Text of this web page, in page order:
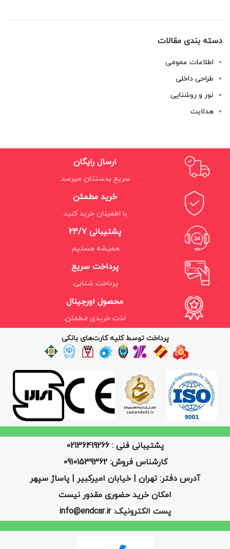
دسته بندی مقالات
اطلاعات عمومی
طراحی داخلی
نور و روشنایی
هدلایت
ارسال رایگان
سریع بدستتان میرسد.
خرید مطمئن
با اطمینان خرید کنید.
پشتیبانی 24/7
همیشه هستیم.
پرداخت سریع
پرداخت شتابی.
محصول اورجینال
لذت خریدی مطمئن.
پرداخت توسط کلیه کارت‌های بانکی
پشتیبانی فنی : 02136419266
کارشناس فروش: 09101539362
آدرس دفتر: تهران | خیابان امیرکبیر | پاساژ سپهر
امکان خرید حضوری مقدور نیست
پست الکترونیک: info@endcar.ir